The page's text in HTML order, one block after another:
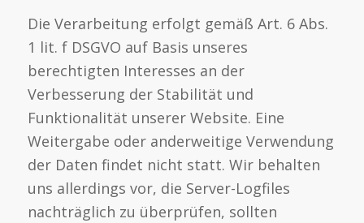
Die Verarbeitung erfolgt gemäß Art. 6 Abs.
1 lit. f DSGVO auf Basis unseres
berechtigten Interesses an der
Verbesserung der Stabilität und
Funktionalität unserer Website. Eine
Weitergabe oder anderweitige Verwendung
der Daten findet nicht statt. Wir behalten
uns allerdings vor, die Server-Logfiles
nachträglich zu überprüfen, sollten